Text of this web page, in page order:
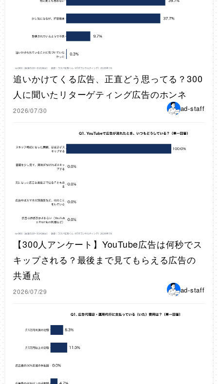
追いかけてくる広告、正直どう思ってる？300
人に聞いたリターゲティング広告のホンネ
2026/07/30 ad-staff
【300人アンケート】YouTube広告は何秒でス
キップされる？最後まで見てもらえる広告の
共通点
2026/07/29 ad-staff